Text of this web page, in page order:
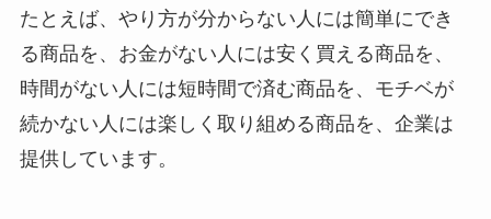
たとえば、やり方が分からない人には簡単にでき
る商品を、お金がない人には安く買える商品を、
時間がない人には短時間で済む商品を、モチベが
続かない人には楽しく取り組める商品を、企業は
提供しています。